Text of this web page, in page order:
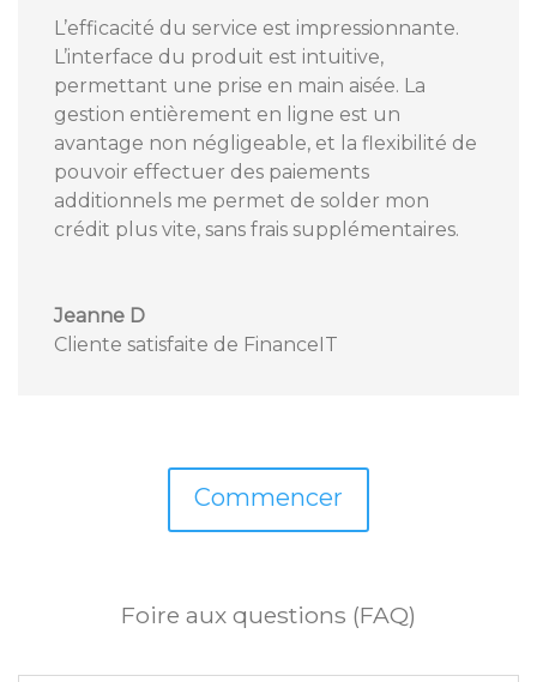
L’efficacité du service est impressionnante.
L’interface du produit est intuitive,
permettant une prise en main aisée. La
gestion entièrement en ligne est un
avantage non négligeable, et la flexibilité de
pouvoir effectuer des paiements
additionnels me permet de solder mon
crédit plus vite, sans frais supplémentaires.
Jeanne D
Cliente satisfaite de FinanceIT
Commencer
Foire aux questions (FAQ)